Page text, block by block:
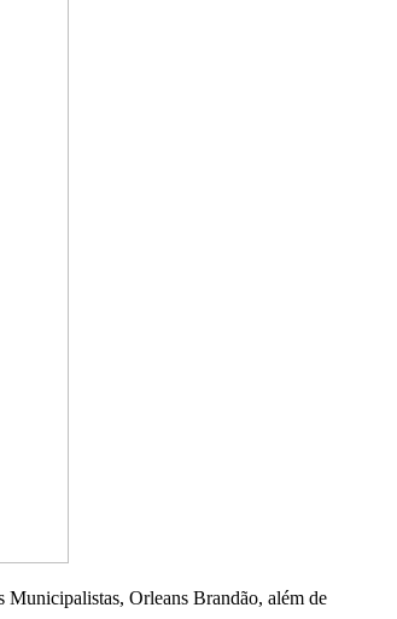
Municipalistas, Orleans Brandão, além de